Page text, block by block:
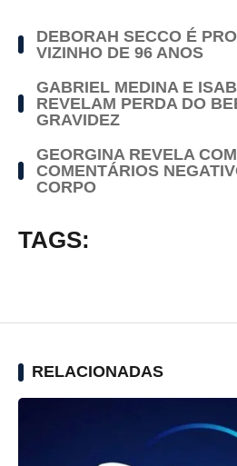
DEBORAH SECCO É
VIZINHO DE 96 ANOS
GABRIEL MEDINA E
REVELAM PERDA DO
GRAVIDEZ
GEORGINA REVELA
COMENTÁRIOS
CORPO
TAGS:
RELACIONADAS